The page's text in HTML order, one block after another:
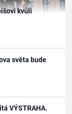
kvůli
světa bude
VÝSTRAHA.